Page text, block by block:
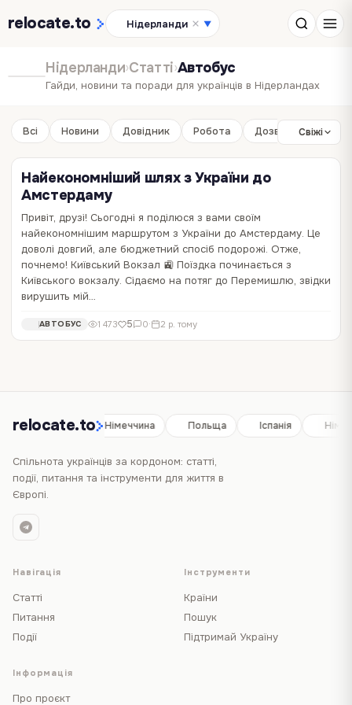
relocate.to Нідерланди ▼
Нідерланди›Статті›Автобус
Гайди, новини та поради для українців в Нідерландах
Всі Новини Довідник Робота ДозвілляСвіжі
Найекономніший шлях з України до
Амстердаму
Привіт, друзі! Сьогодні я поділюся з вами своїм
найекономнішим маршрутом з України до Амстердаму. Це
доволі довгий, але бюджетний спосіб подорожі. Отже,
почнемо! Київський Вокзал 🚉 Поїздка починається з
Київського вокзалу. Сідаємо на потяг до Перемишлю, звідки
вирушить мій…
АВТОБУС 1 473 5 0· 2 р. тому
relocate.to
Іспанія Німеччина Польща Іспанія
Спільнота українців за кордоном: статті,
події, питання та інструменти для життя в
Європі.
Навігація
Статті
Питання
Події
Інструменти
Країни
Пошук
Підтримай Україну
Інформація
Про проєкт